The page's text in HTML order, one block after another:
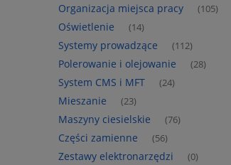
Organizacja miejsca pracy (105)
Oświetlenie (14)
Systemy prowadzące (112)
Polerowanie i olejowanie (28)
System CMS i MFT (24)
Mieszanie (23)
Maszyny ciesielskie (76)
Części zamienne (56)
Zestawy elektronarzędzi (0)